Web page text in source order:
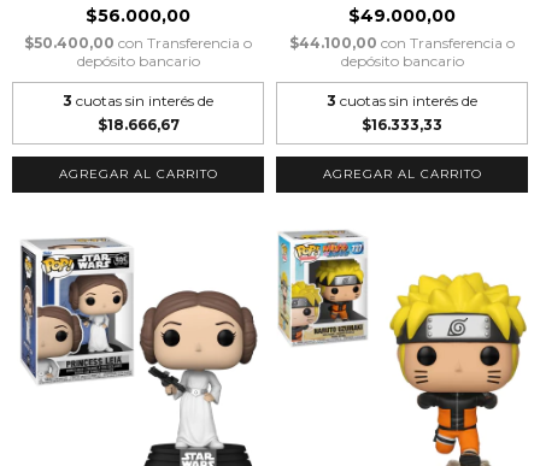
$56.000,00
$50.400,00 con Transferencia o
depósito bancario
3 cuotas sin interés de
$18.666,67
$49.000,00
$44.100,00 con Transferencia o
depósito bancario
3 cuotas sin interés de
$16.333,33